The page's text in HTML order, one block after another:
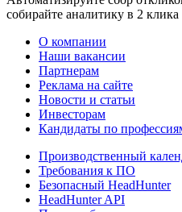
собирайте аналитику в 2 клика
О компании
Наши вакансии
Партнерам
Реклама на сайте
Новости и статьи
Инвесторам
Кандидаты по
Производственный
Требования к ПО
Безопасный HeadHunter
HeadHunter API